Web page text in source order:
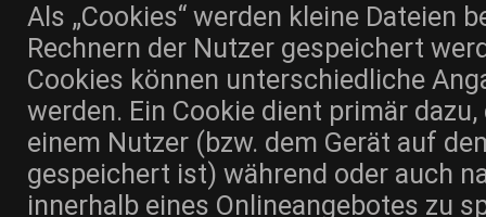
Als „Cookies“ werden kleine Dateien
Rechnern der Nutzer gespeichert
Cookies können unterschiedliche
werden. Ein Cookie dient primär dazu,
einem Nutzer (bzw. dem Gerät auf
gespeichert ist) während oder auch
innerhalb eines Onlineangebotes zu